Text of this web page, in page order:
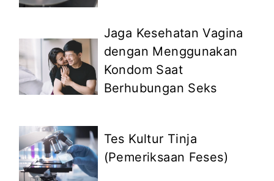
Jaga Kesehatan Vagina
dengan Menggunakan
Kondom Saat
Berhubungan Seks
Tes Kultur Tinja
(Pemeriksaan Feses)